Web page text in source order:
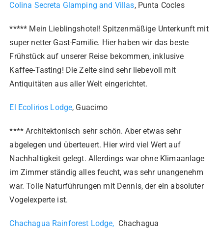
Colina Secreta Glamping and Villas, Punta Cocles
***** Mein Lieblingshotel! Spitzenmäßige Unterkunft mit
super netter Gast-Familie. Hier haben wir das beste
Frühstück auf unserer Reise bekommen, inklusive
Kaffee-Tasting! Die Zelte sind sehr liebevoll mit
Antiquitäten aus aller Welt eingerichtet.
El Ecolirios Lodge, Guacimo
**** Architektonisch sehr schön. Aber etwas sehr
abgelegen und überteuert. Hier wird viel Wert auf
Nachhaltigkeit gelegt. Allerdings war ohne Klimaanlage
im Zimmer ständig alles feucht, was sehr unangenehm
war. Tolle Naturführungen mit Dennis, der ein absoluter
Vogelexperte ist.
Chachagua Rainforest Lodge, Chachagua